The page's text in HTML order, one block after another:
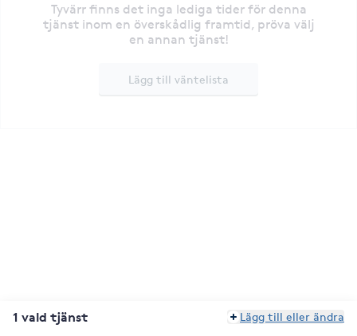
Tyvärr finns det inga lediga tider för denna
tjänst inom en överskådlig framtid, pröva välj
en annan tjänst!
Lägg till väntelista
1 vald tjänst Lägg till eller ändra